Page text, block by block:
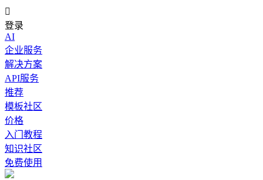

登录
AI
企业服务
解决方案
API服务
推荐
模板社区
价格
入门教程
知识社区
免费使用